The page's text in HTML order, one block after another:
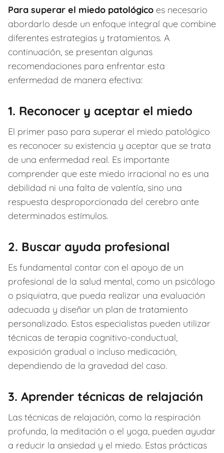
Para superar el miedo patológico es necesario
abordarlo desde un enfoque integral que combine
diferentes estrategias y tratamientos. A
continuación, se presentan algunas
recomendaciones para enfrentar esta
enfermedad de manera efectiva:
1. Reconocer y aceptar el miedo
El primer paso para superar el miedo patológico
es reconocer su existencia y aceptar que se trata
de una enfermedad real. Es importante
comprender que este miedo irracional no es una
debilidad ni una falta de valentía, sino una
respuesta desproporcionada del cerebro ante
determinados estímulos.
2. Buscar ayuda profesional
Es fundamental contar con el apoyo de un
profesional de la salud mental, como un psicólogo
o psiquiatra, que pueda realizar una evaluación
adecuada y diseñar un plan de tratamiento
personalizado. Estos especialistas pueden utilizar
técnicas de terapia cognitivo-conductual,
exposición gradual o incluso medicación,
dependiendo de la gravedad del caso.
3. Aprender técnicas de relajación
Las técnicas de relajación, como la respiración
profunda, la meditación o el yoga, pueden ayudar
a reducir la ansiedad y el miedo. Estas prácticas